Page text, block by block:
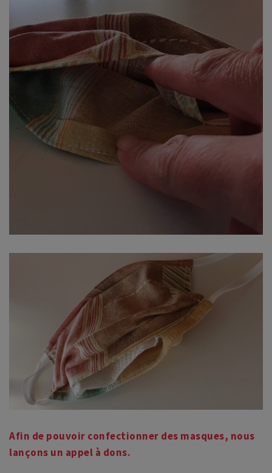
Afin de pouvoir confectionner des masques, nous
lançons un appel à dons.